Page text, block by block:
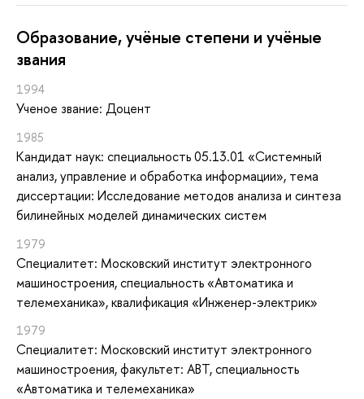
Oбразование, учёные степени и учёные
звания
1994
Ученое звание: Доцент
1985
Кандидат наук: специальность 05.13.01 «Системный
анализ, управление и обработка информации», тема
диссертации: Исследование методов анализа и синтеза
билинейных моделей динамических систем
1979
Специалитет: Московский институт электронного
машиностроения, специальность «Автоматика и
телемеханика», квалификация «Инженер-электрик»
1979
Специалитет: Московский институт электронного
машиностроения, факультет: АВТ, специальность
«Автоматика и телемеханика»